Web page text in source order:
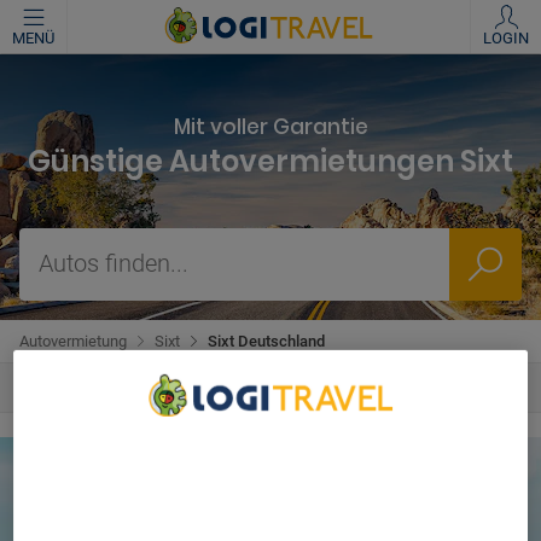
MENÜ LOGIN
Mit voller Garantie
Günstige Autovermietungen Sixt
Autos finden...
Sixt Deutschland
Sixt
Autovermietung